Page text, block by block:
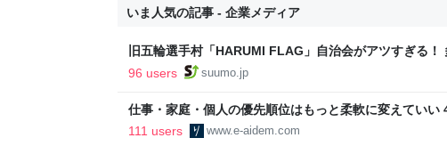
いま人気の記事 - 企業メディア
旧五輪選手村「HARUMI FLAG」自治会がアツすぎる！
ルで挑む、盆踊り2万人集客や交通改善など“街の価値向
96 users suumo.jp
仕事・家庭・個人の優先順位はもっと柔軟に変えていい
後の自分に伝えたいこと - りっすん by イーアイデム
111 users www.e-aidem.com